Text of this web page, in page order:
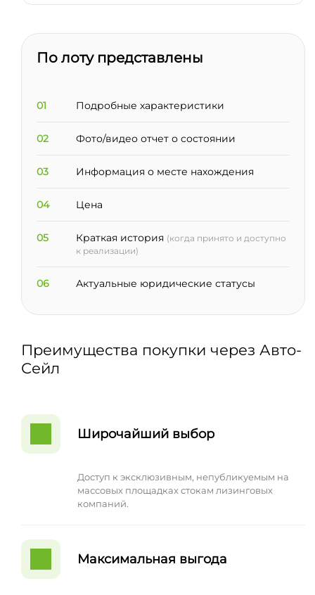
По лоту представлены
01 Подробные характеристики
02 Фото/видео отчет о состоянии
03 Информация о месте нахождения
04 Цена
05 Краткая история (когда принято и доступно
к реализации)
06 Актуальные юридические статусы
Преимущества покупки через Авто-
Сейл
Широчайший выбор
Доступ к эксклюзивным, непубликуемым на
массовых площадках стокам лизинговых
компаний.
Максимальная выгода